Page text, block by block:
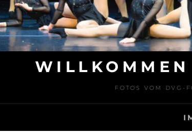
FOTOS VOM DVG-